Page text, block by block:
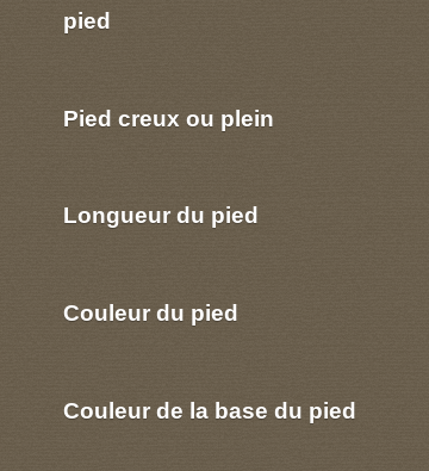
pied
Pied creux ou plein
Longueur du pied
Couleur du pied
Couleur de la base du pied